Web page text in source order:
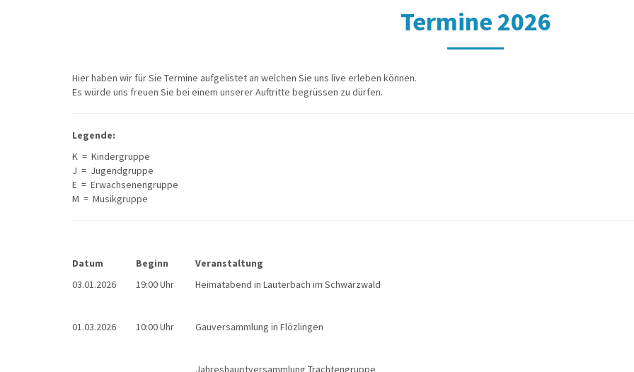
Termine 2026
Hier haben wir für Sie Termine aufgelistet an welchen Sie uns live erleben können.
Es würde uns freuen Sie bei einem unserer Auftritte begrüssen zu dürfen.
Legende:
K = Kindergruppe
J = Jugendgruppe
E = Erwachsenengruppe
M = Musikgruppe
Datum Beginn Veranstaltung
03.01.2026
19:00 Uhr Heimatabend in Lauterbach im Schwarzwald
01.03.2026 10:00 Uhr Gauversammlung in Flözlingen
Jahreshauptversammlung Trachtengruppe